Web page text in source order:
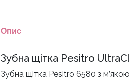
Опис
Зубна щітка Pesitro
Зубна щітка Pesitro 6580 з